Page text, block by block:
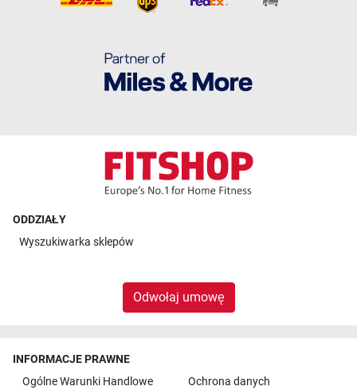
ODDZIAŁY
Wyszukiwarka sklepów
Odwołaj umowę
INFORMACJE PRAWNE
Ogólne Warunki Handlowe
Ochrona danych